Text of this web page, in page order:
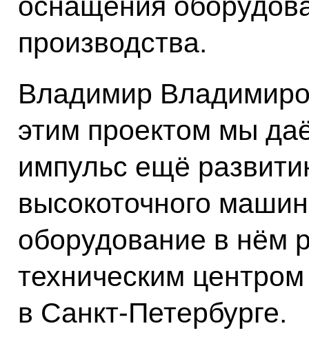
производства.
Владимир
этим проектом мы
импульс ещё
высокоточного
оборудование в нём
техническим
в Санкт-Петербурге.